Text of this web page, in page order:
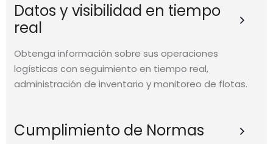
Datos y visibilidad en tiempo
real
Obtenga información sobre sus operaciones
logísticas con seguimiento en tiempo real,
administración de inventario y monitoreo de flotas.
Cumplimiento de Normas